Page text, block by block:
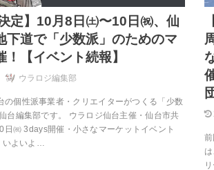
定】10月8日㈯〜10日㈷、仙
下道で「少数派」のためのマ
！【イベント続報】
ウラロジ編集部
の個性派事業者・クリエイターがつくる「少数
台編集部です。 ウラロジ仙台主催・仙台市共
㈷ 3days開催・小さなマーケットイベント
いよいよ…